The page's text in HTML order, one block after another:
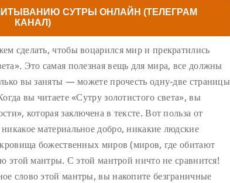
СУТРЫ ОНЛАЙН (ТЕЛЕГРАМ
КАНАЛ)
сделать, чтобы воцарился мир и прекратились
Это самая полезная вещь для мира, все должны
вы заняты — можете прочесть одну-две страницы
вы читаете «Сутру золотистого света», вы
которая заключена в тексте. Вот польза от
материальное добро, никакие людские
божественных миров (миров, где обитают
этой мантры. С этой мантрой ничто не сравнится!
слово этой мантры, вы накопите безграничные